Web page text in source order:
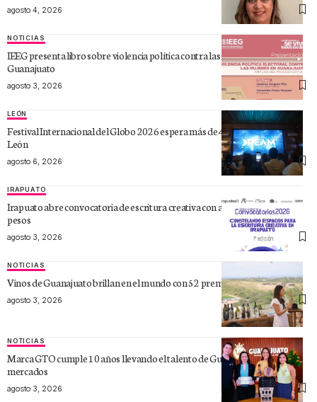
agosto 4, 2026
NOTICIAS
IEEG presenta libro sobre violencia política contra las mujeres en
Guanajuato
agosto 3, 2026
LEÓN
Festival Internacional del Globo 2026 espera más de 400 mil visitantes en
León
agosto 6, 2026
IRAPUATO
Irapuato abre convocatoria de escritura creativa con apoyos de 10 mil
pesos
agosto 3, 2026
NOTICIAS
Vinos de Guanajuato brillan en el mundo con 52 premios internacionales
agosto 3, 2026
NOTICIAS
Marca GTO cumple 10 años llevando el talento de Guanajuato a nuevos
mercados
agosto 3, 2026